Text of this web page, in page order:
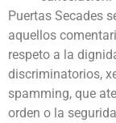
Puertas Secades
aquellos
respeto a la
discriminatorios,
spamming, que
orden o la